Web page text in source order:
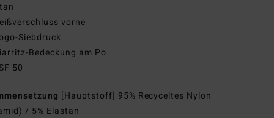
vorne
Siebdruck
Bedeckung am Po
50
[Hauptstoff] 95% Recyceltes Nylon
/ 5% Elastan